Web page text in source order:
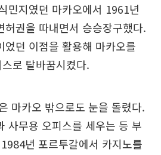
민지였던 마카오에서 1961년
허권을 따내면서 승승장구했다.
었던 이점을 활용해 마카오를
로 탈바꿈시켰다.
마카오 밖으로도 눈을 돌렸다.
사무용 오피스를 세우는 등 부
년 포르투갈에서 카지노를